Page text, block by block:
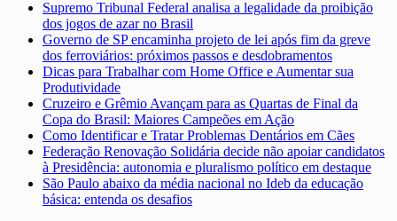
Supremo Tribunal Federal analisa a legalidade da proibição
dos jogos de azar no Brasil
Governo de SP encaminha projeto de lei após fim da greve
dos ferroviários: próximos passos e desdobramentos
Dicas para Trabalhar com Home Office e Aumentar sua
Produtividade
Cruzeiro e Grêmio Avançam para as Quartas de Final da
Copa do Brasil: Maiores Campeões em Ação
Como Identificar e Tratar Problemas Dentários em Cães
Federação Renovação Solidária decide não apoiar candidatos
à Presidência: autonomia e pluralismo político em destaque
São Paulo abaixo da média nacional no Ideb da educação
básica: entenda os desafios